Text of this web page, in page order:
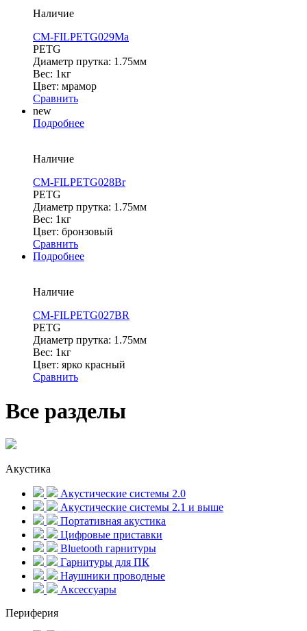
Наличие
CM-FILPETG029Ma
PETG
Диаметр прутка: 1.75мм
Вес: 1кг
Цвет: мрамор
Сравнить
new
Подробнее
Наличие
CM-FILPETG028Br
PETG
Диаметр прутка: 1.75мм
Вес: 1кг
Цвет: бронзовый
Сравнить
Подробнее
Наличие
CM-FILPETG027BR
PETG
Диаметр прутка: 1.75мм
Вес: 1кг
Цвет: ярко красный
Сравнить
Все разделы
Акустика
Акустические системы 2.0
Акустические системы 2.1 и выше
Портативная акустика
Цифровые приставки
Bluetooth гарнитуры
Гарнитуры для ПК
Наушники проводные
Аксессуары
Периферия